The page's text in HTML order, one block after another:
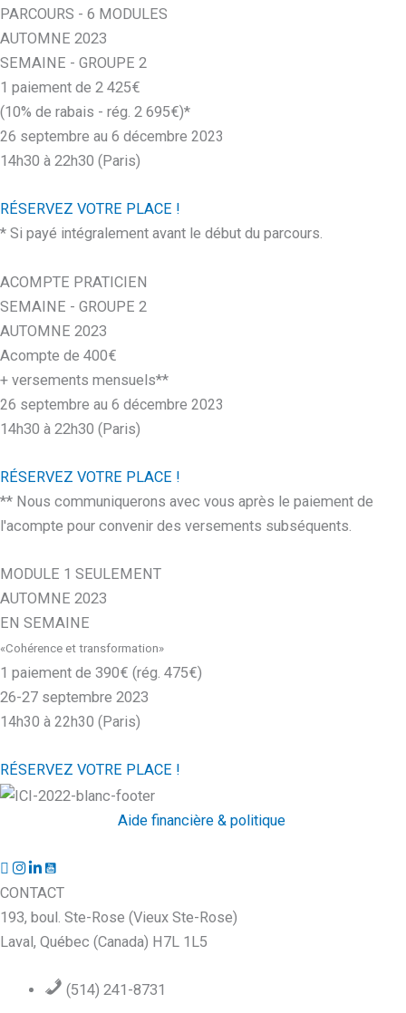
PARCOURS - 6 MODULES
AUTOMNE 2023
SEMAINE - GROUPE 2
1 paiement de 2 425€
(10% de rabais - rég. 2 695€)*
26 septembre au 6 décembre 2023
14h30 à 22h30 (Paris)
RÉSERVEZ VOTRE PLACE !
* Si payé intégralement avant le début du parcours.
ACOMPTE PRATICIEN
SEMAINE - GROUPE 2
AUTOMNE 2023
Acompte de 400€
+ versements mensuels**
26 septembre au 6 décembre 2023
14h30 à 22h30 (Paris)
RÉSERVEZ VOTRE PLACE !
** Nous communiquerons avec vous après le paiement de
l'acompte pour convenir des versements subséquents.
MODULE 1 SEULEMENT
AUTOMNE 2023
EN SEMAINE
«Cohérence et transformation»
1 paiement de 390€ (rég. 475€)
26-27 septembre 2023
14h30 à 22h30 (Paris)
RÉSERVEZ VOTRE PLACE !
Aide financière & politique
CONTACT
193, boul. Ste-Rose (Vieux Ste-Rose)
Laval, Québec (Canada) H7L 1L5
(514) 241-8731